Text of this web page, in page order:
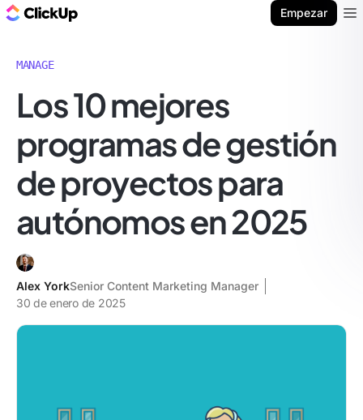
Empezar
MANAGE
Los 10 mejores
programas de gestión
de proyectos para
autónomos en 2025
Alex YorkSenior Content Marketing Manager
30 de enero de 2025